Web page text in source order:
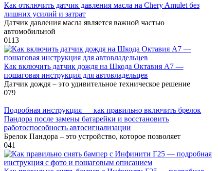
Как отключить датчик давления масла на Chery Amulet без
лишних усилий и затрат
Датчик давления масла является важной частью
автомобильной
0113
Как включить датчик дождя на Шкода Октавия А7 —
пошаговая инструкция для автовладельцев
Датчик дождя – это удивительное техническое решение
079
Подробная инструкция — как правильно включить брелок
Пандора после замены батарейки и восстановить
работоспособность автосигнализации
Брелок Пандора – это устройство, которое позволяет
041